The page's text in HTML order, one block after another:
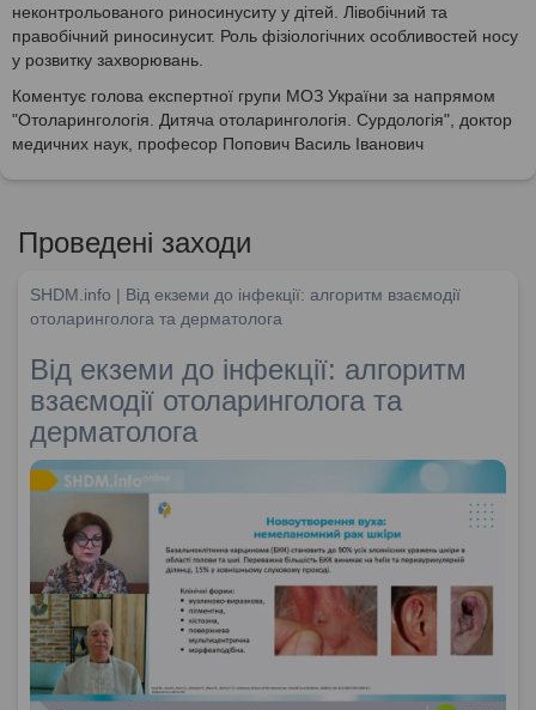
неконтрольованого риносинуситу у дітей. Лівобічний та
правобічний риносинусит. Роль фізіологічних особливостей носу
у розвитку захворювань.
Коментує голова експертної групи МОЗ України за напрямом
"Отоларингологія. Дитяча отоларингологія. Сурдологія", доктор
медичних наук, професор Попович Василь Іванович
Проведені заходи
SHDM.info | Від екземи до інфекції: алгоритм взаємодії
отоларинголога та дерматолога
Від екземи до інфекції: алгоритм
взаємодії отоларинголога та
дерматолога